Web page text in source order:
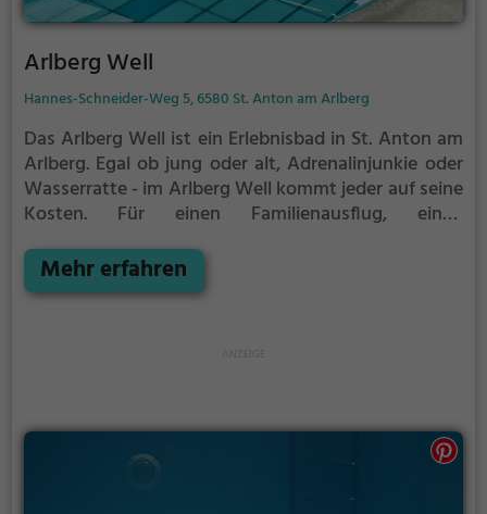
Arlberg Well
Hannes-Schneider-Weg 5, 6580 St. Anton am Arlberg
Das Arlberg Well ist ein Erlebnisbad in St. Anton am
Arlberg. Egal ob jung oder alt, Adrenalinjunkie oder
Wasserratte - im Arlberg Well kommt jeder auf seine
Kosten. Für einen Familienausflug, einen
Arlberg Well genau die richtige Adresse.
Mehr erfahren